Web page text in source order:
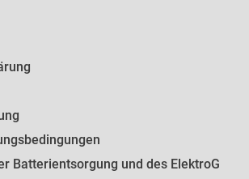
Batterientsorgung und des ElektroG